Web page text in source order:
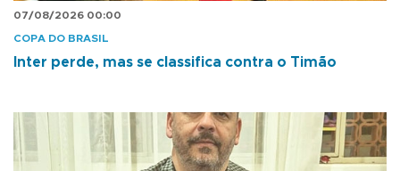
07/08/2026 00:00
COPA DO BRASIL
Inter perde, mas se classifica contra o Timão